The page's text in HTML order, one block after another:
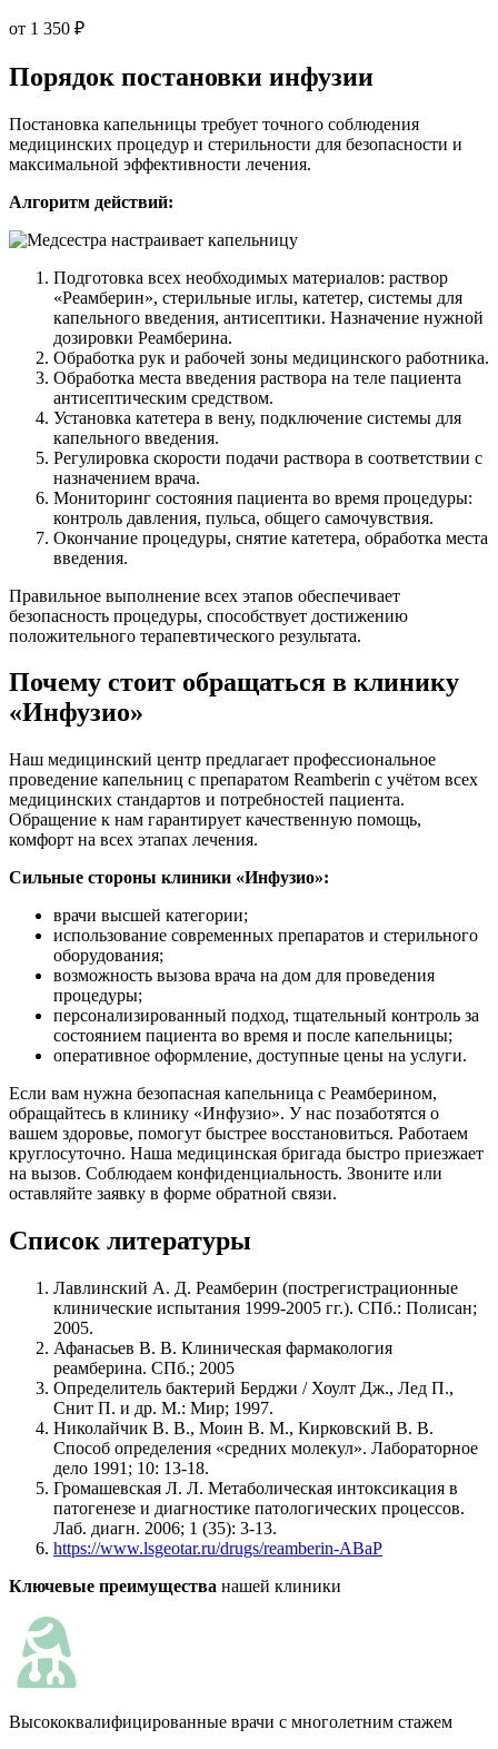
от 1 350 ₽
Порядок постановки инфузии
Постановка капельницы требует точного соблюдения
медицинских процедур и стерильности для безопасности и
максимальной эффективности лечения.
Алгоритм действий:
Подготовка всех необходимых материалов: раствор
«Реамберин», стерильные иглы, катетер, системы для
капельного введения, антисептики. Назначение нужной
дозировки Реамберина.
Обработка рук и рабочей зоны медицинского работника.
Обработка места введения раствора на теле пациента
антисептическим средством.
Установка катетера в вену, подключение системы для
капельного введения.
Регулировка скорости подачи раствора в соответствии с
назначением врача.
Мониторинг состояния пациента во время процедуры:
контроль давления, пульса, общего самочувствия.
Окончание процедуры, снятие катетера, обработка места
введения.
Правильное выполнение всех этапов обеспечивает
безопасность процедуры, способствует достижению
положительного терапевтического результата.
Почему стоит обращаться в клинику
«Инфузио»
Наш медицинский центр предлагает профессиональное
проведение капельниц с препаратом Reamberin с учётом всех
медицинских стандартов и потребностей пациента.
Обращение к нам гарантирует качественную помощь,
комфорт на всех этапах лечения.
Сильные стороны клиники «Инфузио»:
врачи высшей категории;
использование современных препаратов и стерильного
оборудования;
возможность вызова врача на дом для проведения
процедуры;
персонализированный подход, тщательный контроль за
состоянием пациента во время и после капельницы;
оперативное оформление, доступные цены на услуги.
Если вам нужна безопасная капельница с Реамберином,
обращайтесь в клинику «Инфузио». У нас позаботятся о
вашем здоровье, помогут быстрее восстановиться. Работаем
круглосуточно. Наша медицинская бригада быстро приезжает
на вызов. Соблюдаем конфиденциальность. Звоните или
оставляйте заявку в форме обратной связи.
Список литературы
Лавлинский А. Д. Реамберин (пострегистрационные
клинические испытания 1999-2005 гг.). СПб.: Полисан;
2005.
Афанасьев В. В. Клиническая фармакология
реамберина. СПб.; 2005
Определитель бактерий Берджи / Хоулт Дж., Лед П.,
Снит П. и др. М.: Мир; 1997.
Николайчик В. В., Моин В. М., Кирковский В. В.
Способ определения «средних молекул». Лабораторное
дело 1991; 10: 13-18.
Громашевская Л. Л. Метаболическая интоксикация в
патогенезе и диагностике патологических процессов.
Лаб. диагн. 2006; 1 (35): 3-13.
https://www.lsgeotar.ru/drugs/reamberin-ABaP
Ключевые преимущества нашей клиники
Высококвалифицированные врачи с многолетним стажем